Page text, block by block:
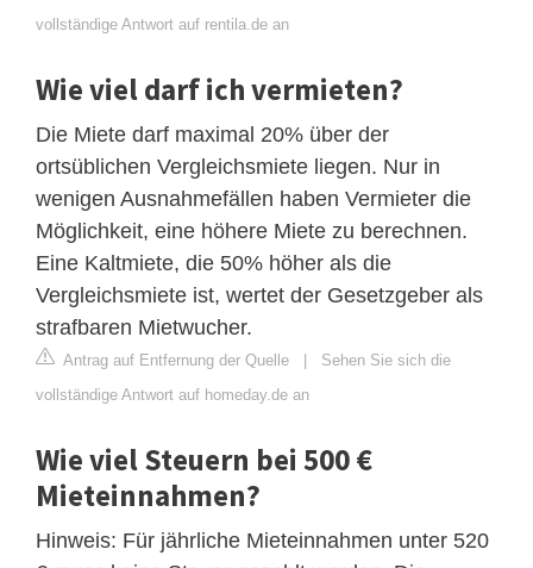
vollständige Antwort auf rentila.de an
Wie viel darf ich vermieten?
Die Miete darf maximal 20% über der
ortsüblichen Vergleichsmiete liegen. Nur in
wenigen Ausnahmefällen haben Vermieter die
Möglichkeit, eine höhere Miete zu berechnen.
Eine Kaltmiete, die 50% höher als die
Vergleichsmiete ist, wertet der Gesetzgeber als
strafbaren Mietwucher.
Antrag auf Entfernung der Quelle | Sehen Sie sich die
vollständige Antwort auf homeday.de an
Wie viel Steuern bei 500 €
Mieteinnahmen?
Hinweis: Für jährliche Mieteinnahmen unter 520